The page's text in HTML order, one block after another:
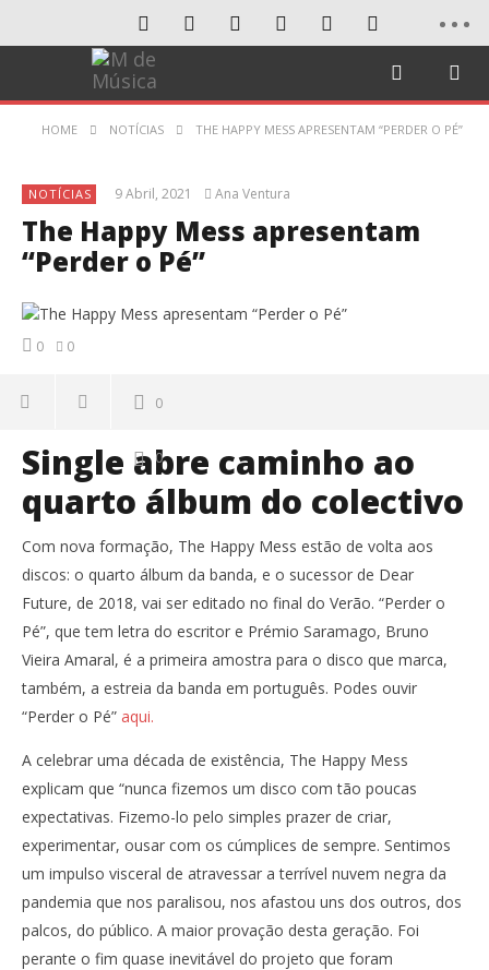
HOME NOTÍCIAS THE HAPPY MESS APRESENTAM “PERDER O PÉ”
NOTÍCIAS 9 Abril, 2021 Ana Ventura
The Happy Mess apresentam
“Perder o Pé”
0 0
0
0
Single abre caminho ao
quarto álbum do colectivo
Com nova formação, The Happy Mess estão de volta aos
discos: o quarto álbum da banda, e o sucessor de Dear
Future, de 2018, vai ser editado no final do Verão. “Perder o
Pé”, que tem letra do escritor e Prémio Saramago, Bruno
Vieira Amaral, é a primeira amostra para o disco que marca,
também, a estreia da banda em português. Podes ouvir
“Perder o Pé” aqui.
A celebrar uma década de existência, The Happy Mess
explicam que “nunca fizemos um disco com tão poucas
expectativas. Fizemo-lo pelo simples prazer de criar,
experimentar, ousar com os cúmplices de sempre. Sentimos
um impulso visceral de atravessar a terrível nuvem negra da
pandemia que nos paralisou, nos afastou uns dos outros, dos
palcos, do público. A maior provação desta geração. Foi
perante o fim quase inevitável do projeto que foram